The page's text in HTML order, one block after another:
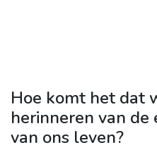
Hoe komt het dat
herinneren van
van ons leven?